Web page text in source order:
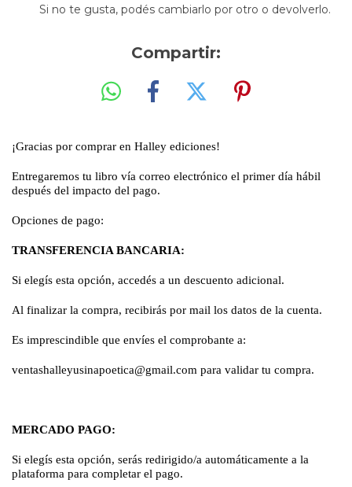
Si no te gusta, podés cambiarlo por otro o devolverlo.
Compartir:
¡Gracias por comprar en Halley ediciones!
Entregaremos tu libro vía correo electrónico el primer día hábil
después del impacto del pago.
Opciones de pago:
TRANSFERENCIA BANCARIA:
Si elegís esta opción, accedés a un descuento adicional.
Al finalizar la compra, recibirás por mail los datos de la cuenta.
Es imprescindible que envíes el comprobante a:
ventashalleyusinapoetica@gmail.com para validar tu compra.
MERCADO PAGO:
Si elegís esta opción, serás redirigido/a automáticamente a la
plataforma para completar el pago.